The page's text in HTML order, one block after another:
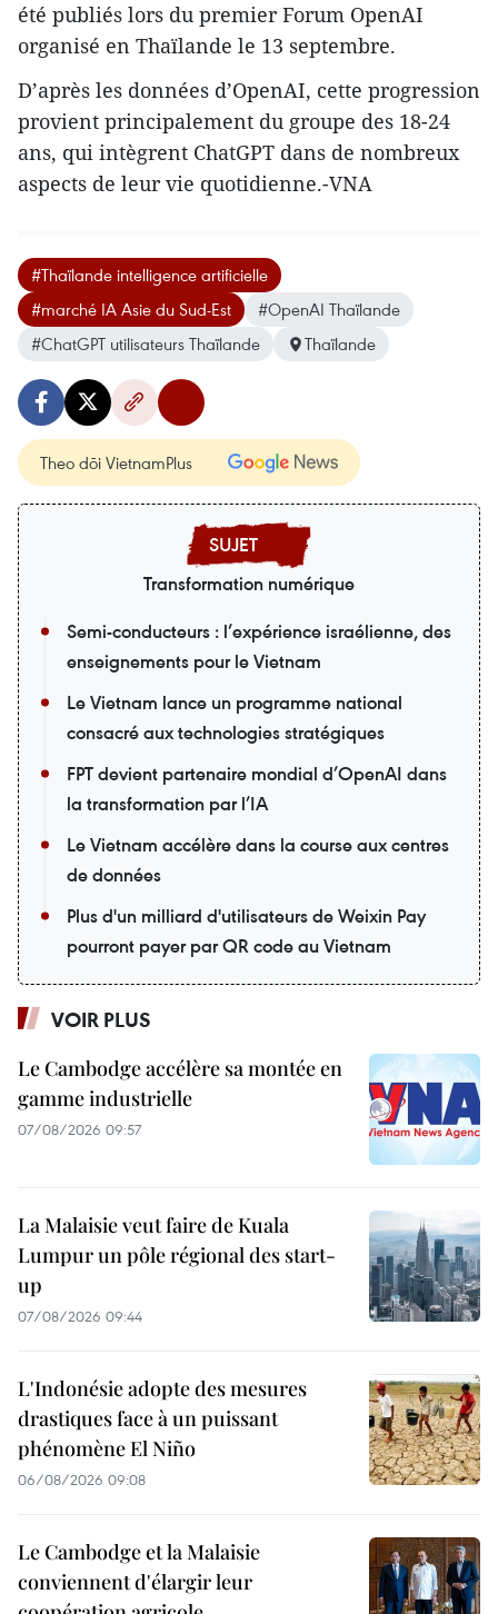
été publiés lors du premier Forum OpenAI
organisé en Thaïlande le 13 septembre.
D’après les données d’OpenAI, cette progression
provient principalement du groupe des 18-24
ans, qui intègrent ChatGPT dans de nombreux
aspects de leur vie quotidienne.-VNA
#Thaïlande intelligence artificielle
#marché IA Asie du Sud-Est
#OpenAI Thaïlande
#ChatGPT utilisateurs Thaïlande
Thaïlande
Theo dõi VietnamPlus
Transformation numérique
Semi-conducteurs : l’expérience israélienne, des
enseignements pour le Vietnam
Le Vietnam lance un programme national
consacré aux technologies stratégiques
FPT devient partenaire mondial d’OpenAI dans
la transformation par l’IA
Le Vietnam accélère dans la course aux centres
de données
Plus d'un milliard d'utilisateurs de Weixin Pay
pourront payer par QR code au Vietnam
VOIR PLUS
Le Cambodge accélère sa montée en
gamme industrielle
07/08/2026 09:57
La Malaisie veut faire de Kuala
Lumpur un pôle régional des start-
up
07/08/2026 09:44
L'Indonésie adopte des mesures
drastiques face à un puissant
phénomène El Niño
06/08/2026 09:08
Le Cambodge et la Malaisie
conviennent d'élargir leur